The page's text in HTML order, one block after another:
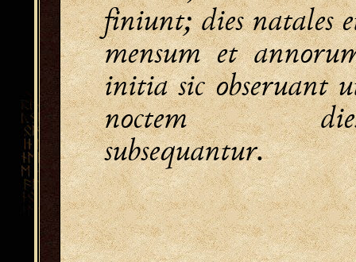
finiunt; dies natales
mensum et
initia sic obseruant
noctem
subsequantur.